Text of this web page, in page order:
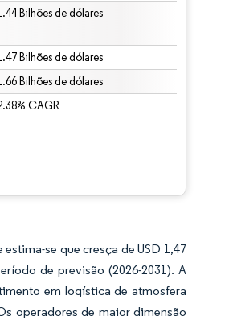
Bilhões de dólares
Bilhões de dólares
Bilhões de dólares
CAGR
se que cresça de USD 1,47
de previsão (2026-2031). A
em logística de atmosfera
operadores de maior dimensão